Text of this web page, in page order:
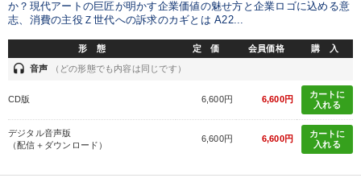
か？現代アートの巨匠が明かす企業価値の魅せ方と企業ロゴに込める意
志、消費の主役Ｚ世代への訴求のカギとは A22...
形 態 定 価 会員価格 購 入
headset 音声 （どの形態でも内容は同じです）
CD版 6,600円 6,600円
カートに
入れる
デジタル音声版
（配信＋ダウンロード）
6,600円 6,600円
カートに
入れる